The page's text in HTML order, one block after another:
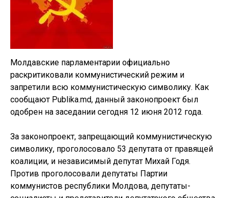
Молдавские парламентарии официально
раскритиковали коммунистический режим и
запретили всю коммунистическую символику. Как
сообщают Publika.md, данный законопроект был
одобрен на заседании сегодня 12 июня 2012 года.
За законопроект, запрещающий коммунистическую
символику, проголосовало 53 депутата от правящей
коалиции, и независимый депутат Михай Годя.
Против проголосовали депутаты Партии
коммунистов республики Молдова, депутаты-